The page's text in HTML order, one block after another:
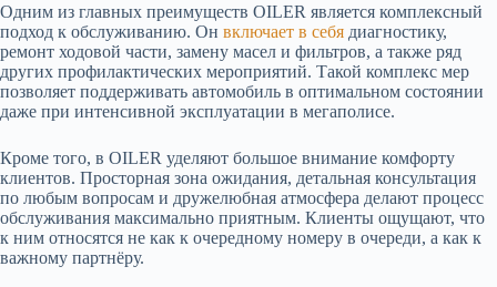
Одним из главных преимуществ OILER является комплексный
подход к обслуживанию. Он включает в себя диагностику,
ремонт ходовой части, замену масел и фильтров, а также ряд
других профилактических мероприятий. Такой комплекс мер
позволяет поддерживать автомобиль в оптимальном состоянии
даже при интенсивной эксплуатации в мегаполисе.
Кроме того, в OILER уделяют большое внимание комфорту
клиентов. Просторная зона ожидания, детальная консультация
по любым вопросам и дружелюбная атмосфера делают процесс
обслуживания максимально приятным. Клиенты ощущают, что
к ним относятся не как к очередному номеру в очереди, а как к
важному партнёру.